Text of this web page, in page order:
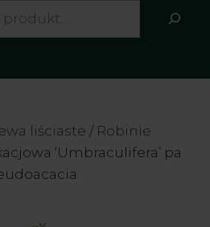
liściaste / Robinie
‘Umbraculifera’ pa